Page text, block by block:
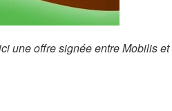
une offre signée entre Mobilis et